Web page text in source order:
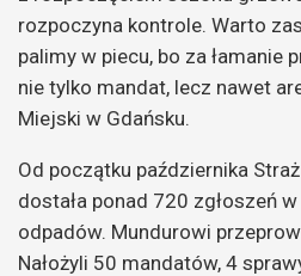
rozpoczyna kontrole. Warto
palimy w piecu, bo za łamanie
nie tylko mandat, lecz nawet
Miejski w Gdańsku.
Od początku października
dostała ponad 720 zgłoszeń
odpadów. Mundurowi
Nałożyli 50 mandatów, 4